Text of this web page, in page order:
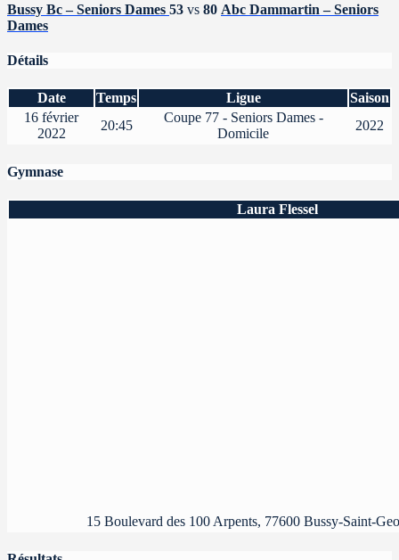
Bussy Bc – Seniors Dames 53 vs 80 Abc Dammartin – Seniors
Dames
Détails
Date Temps Ligue
Saison
16 février
2022
20:45
Coupe 77 - Seniors Dames -
Domicile
2022
Gymnase
Laura Flessel
15 Boulevard des 100 Arpents, 77600 Bussy-Saint-